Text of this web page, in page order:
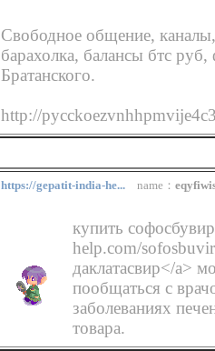
Свободное общение,
барахолка, балансы бтс
Братанского.
http://
https://gepatit-india-he... name：
купить
help.com/
даклатасвир</a>
пообщаться с
заболеваниях
товара.